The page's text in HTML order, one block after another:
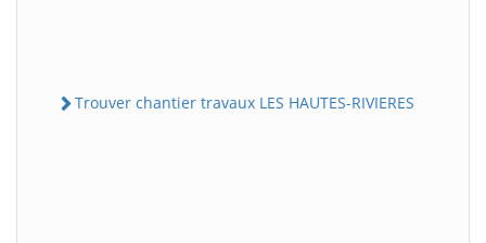
Trouver chantier travaux LES HAUTES-RIVIERES